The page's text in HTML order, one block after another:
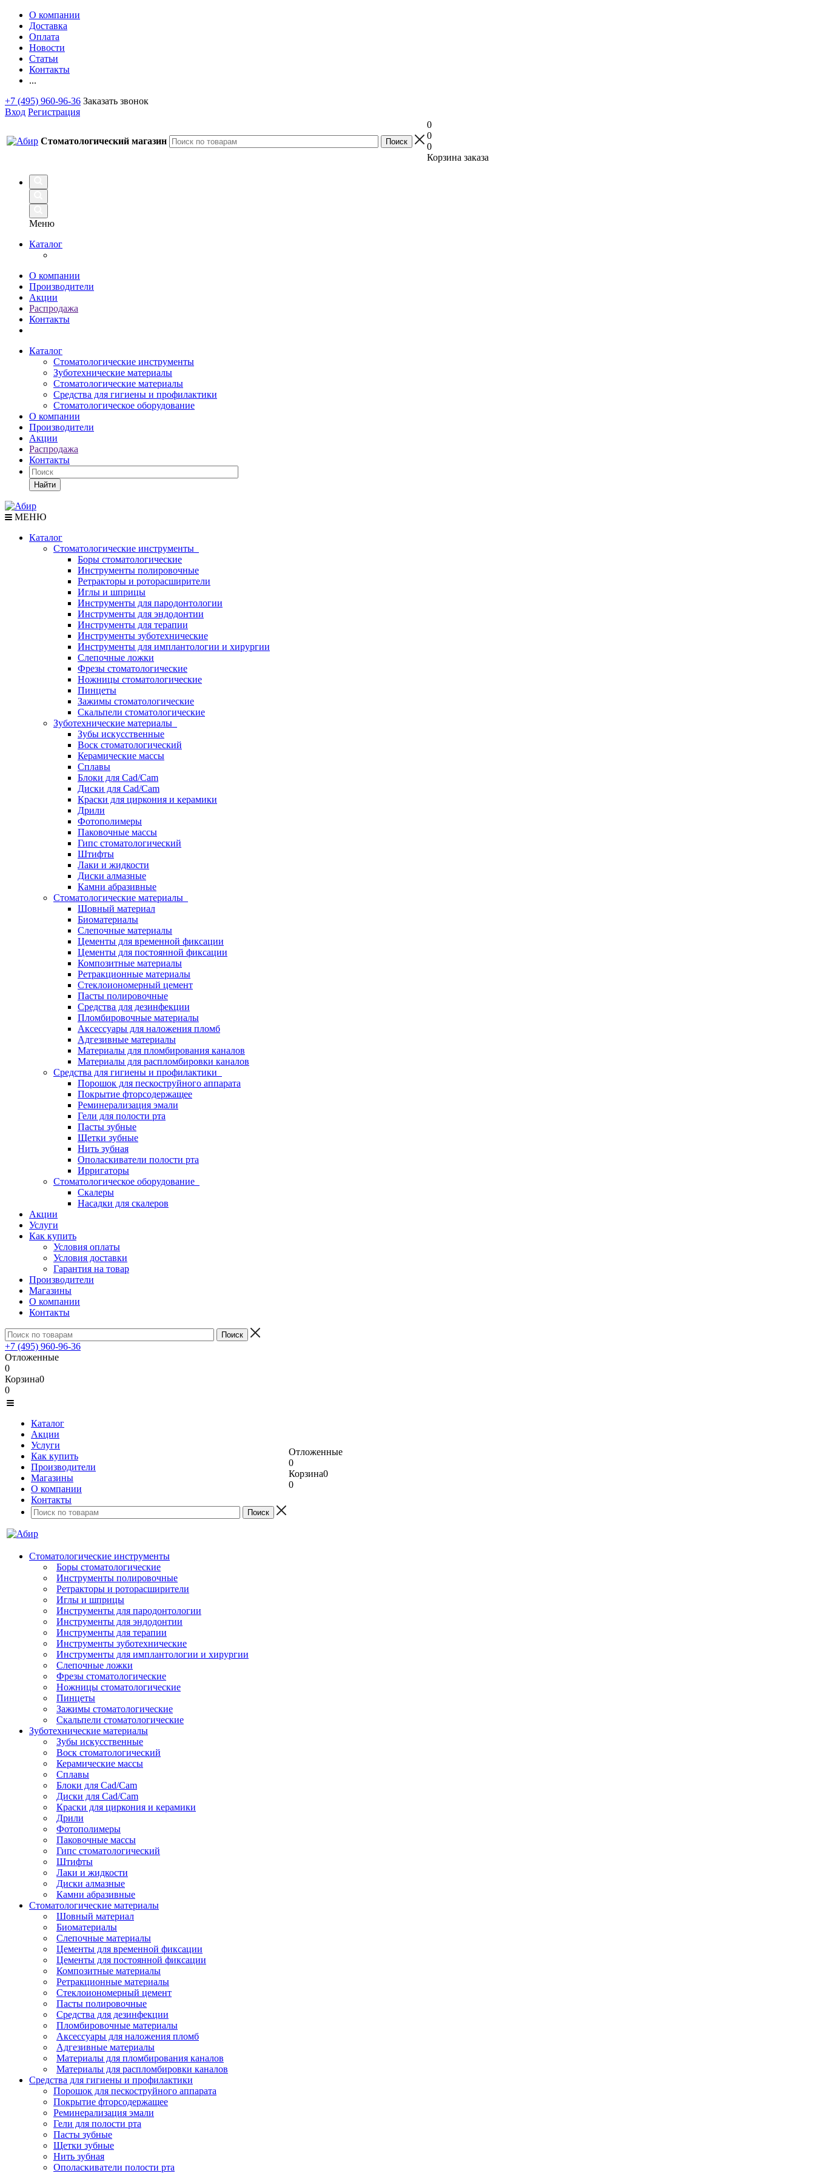
О компании
Доставка
Оплата
Новости
Статьи
Контакты
...
+7 (495) 960-96-36 Заказать звонок
Вход Регистрация
Стоматологический магазин
0
0
0
Корзина заказа
Меню
Каталог
О компании
Производители
Акции
Распродажа
Контакты
Каталог
Стоматологические инструменты
Зуботехнические материалы
Стоматологические материалы
Средства для гигиены и профилактики
Стоматологическое оборудование
О компании
Производители
Акции
Распродажа
Контакты
Найти
МЕНЮ
Каталог
Стоматологические инструменты
Боры стоматологические
Инструменты полировочные
Ретракторы и роторасширители
Иглы и шприцы
Инструменты для пародонтологии
Инструменты для эндодонтии
Инструменты для терапии
Инструменты зуботехнические
Инструменты для имплантологии и хирургии
Слепочные ложки
Фрезы стоматологические
Ножницы стоматологические
Пинцеты
Зажимы стоматологические
Скальпели стоматологические
Зуботехнические материалы
Зубы искусственные
Воск стоматологический
Керамические массы
Сплавы
Блоки для Cad/Cam
Диски для Cad/Cam
Краски для циркония и керамики
Дрили
Фотополимеры
Паковочные массы
Гипс стоматологический
Штифты
Лаки и жидкости
Диски алмазные
Камни абразивные
Стоматологические материалы
Шовный материал
Биоматериалы
Слепочные материалы
Цементы для временной фиксации
Цементы для постоянной фиксации
Композитные материалы
Ретракционные материалы
Стеклоиономерный цемент
Пасты полировочные
Средства для дезинфекции
Пломбировочные материалы
Аксессуары для наложения пломб
Адгезивные материалы
Материалы для пломбирования каналов
Материалы для распломбировки каналов
Средства для гигиены и профилактики
Порошок для пескоструйного аппарата
Покрытие фторсодержащее
Реминерализация эмали
Гели для полости рта
Пасты зубные
Щетки зубные
Нить зубная
Ополаскиватели полости рта
Ирригаторы
Стоматологическое оборудование
Скалеры
Насадки для скалеров
Акции
Услуги
Как купить
Условия оплаты
Условия доставки
Гарантия на товар
Производители
Магазины
О компании
Контакты
+7 (495) 960-96-36
Отложенные
0
Корзина0
0
Каталог
Акции
Услуги
Как купить
Производители
Магазины
О компании
Контакты
Отложенные
0
Корзина0
0
Стоматологические инструменты
Боры стоматологические
Инструменты полировочные
Ретракторы и роторасширители
Иглы и шприцы
Инструменты для пародонтологии
Инструменты для эндодонтии
Инструменты для терапии
Инструменты зуботехнические
Инструменты для имплантологии и хирургии
Слепочные ложки
Фрезы стоматологические
Ножницы стоматологические
Пинцеты
Зажимы стоматологические
Скальпели стоматологические
Зуботехнические материалы
Зубы искусственные
Воск стоматологический
Керамические массы
Сплавы
Блоки для Cad/Cam
Диски для Cad/Cam
Краски для циркония и керамики
Дрили
Фотополимеры
Паковочные массы
Гипс стоматологический
Штифты
Лаки и жидкости
Диски алмазные
Камни абразивные
Стоматологические материалы
Шовный материал
Биоматериалы
Слепочные материалы
Цементы для временной фиксации
Цементы для постоянной фиксации
Композитные материалы
Ретракционные материалы
Стеклоиономерный цемент
Пасты полировочные
Средства для дезинфекции
Пломбировочные материалы
Аксессуары для наложения пломб
Адгезивные материалы
Материалы для пломбирования каналов
Материалы для распломбировки каналов
Средства для гигиены и профилактики
Порошок для пескоструйного аппарата
Покрытие фторсодержащее
Реминерализация эмали
Гели для полости рта
Пасты зубные
Щетки зубные
Нить зубная
Ополаскиватели полости рта